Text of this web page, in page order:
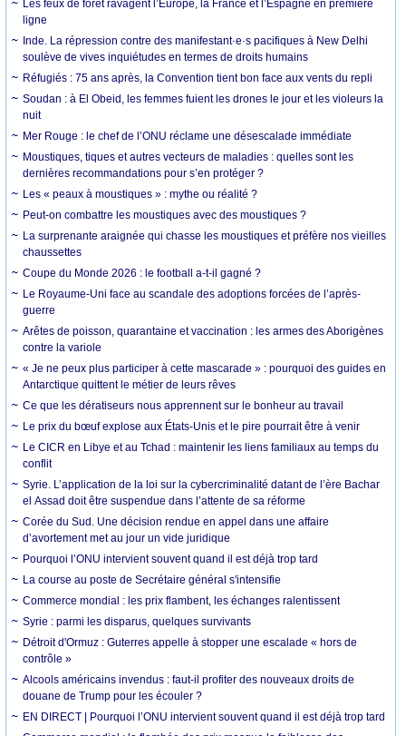
Les feux de forêt ravagent l’Europe, la France et l’Espagne en première
ligne
Inde. La répression contre des manifestant·e·s pacifiques à New Delhi
soulève de vives inquiétudes en termes de droits humains
Réfugiés : 75 ans après, la Convention tient bon face aux vents du repli
Soudan : à El Obeid, les femmes fuient les drones le jour et les violeurs la
nuit
Mer Rouge : le chef de l’ONU réclame une désescalade immédiate
Moustiques, tiques et autres vecteurs de maladies : quelles sont les
dernières recommandations pour s’en protéger ?
Les « peaux à moustiques » : mythe ou réalité ?
Peut-on combattre les moustiques avec des moustiques ?
La surprenante araignée qui chasse les moustiques et préfère nos vieilles
chaussettes
Coupe du Monde 2026 : le football a-t-il gagné ?
Le Royaume-Uni face au scandale des adoptions forcées de l’après-
guerre
Arêtes de poisson, quarantaine et vaccination : les armes des Aborigènes
contre la variole
« Je ne peux plus participer à cette mascarade » : pourquoi des guides en
Antarctique quittent le métier de leurs rêves
Ce que les dératiseurs nous apprennent sur le bonheur au travail
Le prix du bœuf explose aux États-Unis et le pire pourrait être à venir
Le CICR en Libye et au Tchad : maintenir les liens familiaux au temps du
conflit
Syrie. L’application de la loi sur la cybercriminalité datant de l’ère Bachar
el Assad doit être suspendue dans l’attente de sa réforme
Corée du Sud. Une décision rendue en appel dans une affaire
d’avortement met au jour un vide juridique
Pourquoi l’ONU intervient souvent quand il est déjà trop tard
La course au poste de Secrétaire général s'intensifie
Commerce mondial : les prix flambent, les échanges ralentissent
Syrie : parmi les disparus, quelques survivants
Détroit d'Ormuz : Guterres appelle à stopper une escalade « hors de
contrôle »
Alcools américains invendus : faut-il profiter des nouveaux droits de
douane de Trump pour les écouler ?
EN DIRECT | Pourquoi l’ONU intervient souvent quand il est déjà trop tard